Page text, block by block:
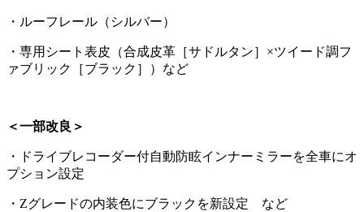
・ルーフレール（シルバー）
・専用シート表皮（合成皮革［サドルタン］×ツイード調フ
ァブリック［ブラック］）など
＜一部改良＞
・ドライブレコーダー付自動防眩インナーミラーを全車にオ
プション設定
・Zグレードの内装色にブラックを新設定 など